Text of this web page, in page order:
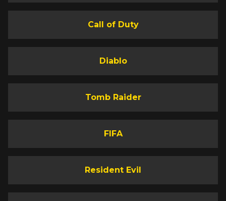
Call of Duty
Diablo
Tomb Raider
FIFA
Resident Evil